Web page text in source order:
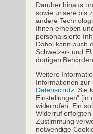
Darüber hinaus
sowie unsere bis
andere
Ihnen erheben
personalisierte
Dabei kann auch
Schweizer- und
dortigen
Weitere
Informationen zur
Datenschutz. Sie
Einstellungen" [in
widerrufen. Ein
Widerruf erfolgten
Zustimmung
notwendige